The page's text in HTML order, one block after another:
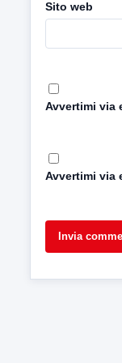
Sito web
Avvertimi via
Avvertimi via